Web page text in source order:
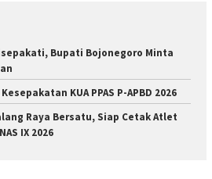
Bupati Bojonegoro Minta
KUA PPAS P-APBD 2026
Raya Bersatu, Siap Cetak Atlet
IX 2026